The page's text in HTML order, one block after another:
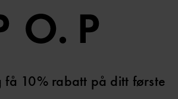
få 10% rabatt på ditt første